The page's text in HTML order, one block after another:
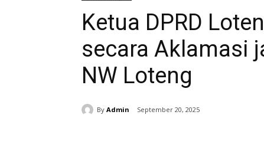
Ketua DPRD
secara Aklamasi
NW Loteng
By Admin September 20, 2025